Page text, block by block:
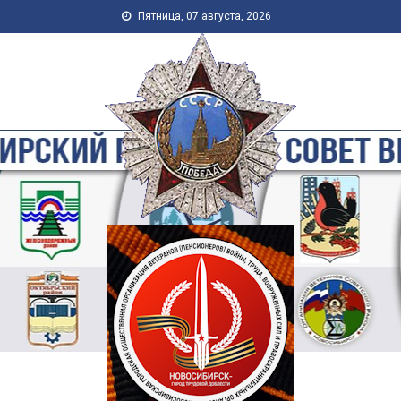
Пятница, 07 августа, 2026
Новосибирская Городская
Общественная Организация
Ветеранов-Пенсионеров
Войны, Труда, Военной
Службы и